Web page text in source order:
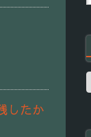
したか
過